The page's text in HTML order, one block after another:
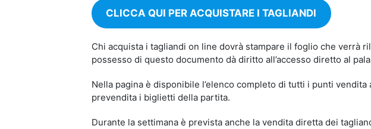
CLICCA QUI PER ACQUISTARE I TAGLIANDI
Chi acquista i tagliandi on line dovrà stampare il foglio che verrà
possesso di questo documento dà diritto all’accesso diretto al
Nella pagina è disponibile l’elenco completo di tutti i punti
prevendita i biglietti della partita.
Durante la settimana è prevista anche la vendita diretta dei